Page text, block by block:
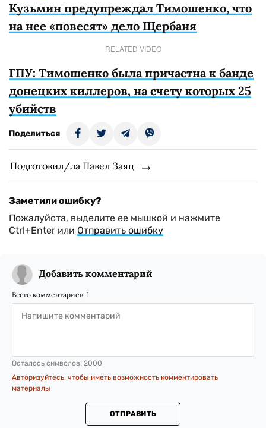
Кузьмин предупреждал Тимошенко, что
на нее «повесят» дело Щербаня
RELATED VIDEO
ГПУ: Тимошенко была причастна к банде
донецких киллеров, на счету которых 25
убийств
Поделиться
Подготовил/ла Павел Заяц
Заметили ошибку?
Пожалуйста, выделите ее мышкой и нажмите
Ctrl+Enter или Отправить ошибку
Добавить комментарий
Всего комментариев: 1
Осталось символов: 2000
Авторизуйтесь, чтобы иметь возможность комментировать
материалы
ОТПРАВИТЬ